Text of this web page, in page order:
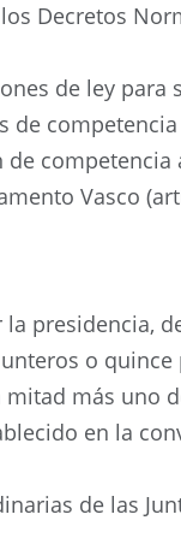
Decretos
de ley para
de
de
Vasco
presidencia,
o
más uno
en la
de las